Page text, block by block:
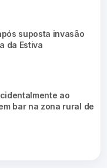
suposta invasão
da Estiva
ao
bar na zona rural de